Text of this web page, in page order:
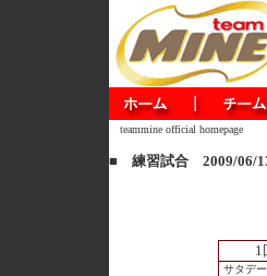
teammine official homepage
■ 練習試合 2009/06/
1
サタデ